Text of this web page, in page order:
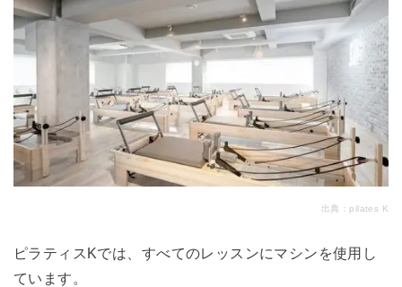
出典： pilates K
ピラティスKでは、すべてのレッスンにマシンを使用し
ています。